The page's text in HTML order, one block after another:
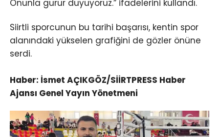
Onunla gurur duyuyoruz.” ifadelerini kullandı.
Siirtli sporcunun bu tarihi başarısı, kentin spor
alanındaki yükselen grafiğini de gözler önüne
serdi.
Haber: İsmet AÇIKGÖZ/SİİRTPRESS Haber
Ajansı Genel Yayın Yönetmeni